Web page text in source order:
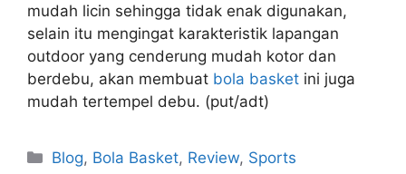
mudah licin sehingga tidak enak digunakan,
selain itu mengingat karakteristik lapangan
outdoor yang cenderung mudah kotor dan
berdebu, akan membuat bola basket ini juga
mudah tertempel debu. (put/adt)
Blog, Bola Basket, Review, Sports